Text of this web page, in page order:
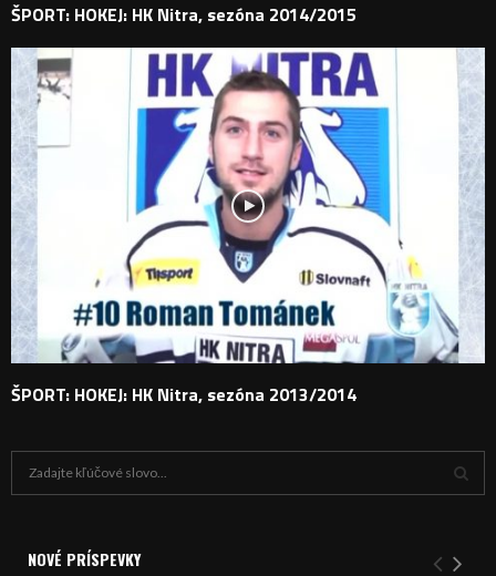
ŠPORT: HOKEJ: HK Nitra, sezóna 2014/2015
ŠPORT: HOKEJ: HK Nitra, sezóna 2013/2014
Y
NOVÉ PRÍSPEVKY